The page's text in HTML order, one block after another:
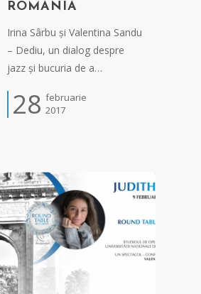
ROMANIA
Irina Sârbu și Valentina Sandu
– Dediu, un dialog despre
jazz și bucuria de a…
28 februarie
2017